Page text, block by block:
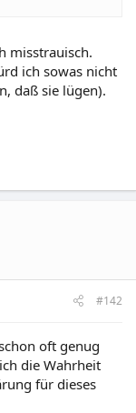
misstrauisch.
ich sowas nicht
daß sie lügen).
#142
oft genug
die Wahrheit
für dieses